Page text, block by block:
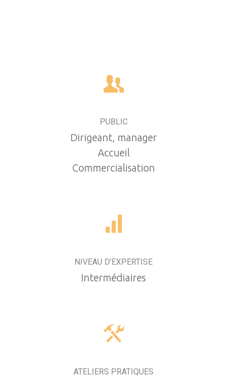
PUBLIC
Dirigeant, manager
Accueil
Commercialisation
NIVEAU D’EXPERTISE
Intermédiaires
ATELIERS PRATIQUES